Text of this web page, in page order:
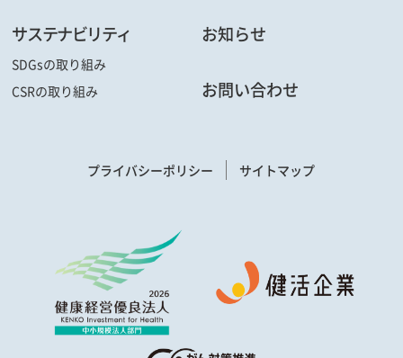
サステナビリティ
SDGsの取り組み
CSRの取り組み
お知らせ
お問い合わせ
プライバシーポリシー サイトマップ